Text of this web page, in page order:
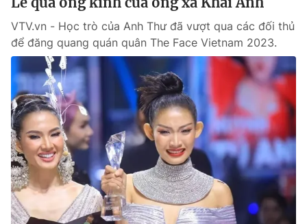
Xã hội
Pháp luật
Y tế
Thế giới
Tin tức
Thế giới đó đây
Kinh tế
VTV.vn - Học trò của Anh Thư đã vượt qua các đối thủ
để đăng quang quán quân The Face Vietnam 2023.